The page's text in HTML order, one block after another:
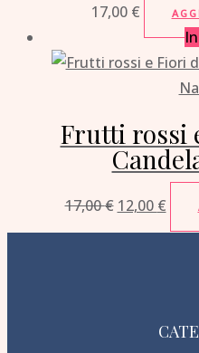
17,00 €
Frutti rossi
17,00€ 12,00 €